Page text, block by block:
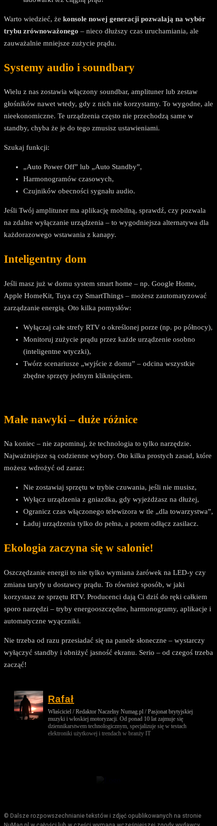
Warto wiedzieć, że konsole nowej generacji pozwalają na wybór
trybu zrównoważonego – nieco dłuższy czas uruchamiania, ale
zauważalnie mniejsze zużycie prądu.
Systemy audio i soundbary
Wielu z nas zostawia włączony soundbar, amplituner lub zestaw
głośników nawet wtedy, gdy z nich nie korzystamy. To wygodne, ale
nieekonomiczne. Te urządzenia często nie przechodzą same w
standby, chyba że je do tego zmusisz ustawieniami.
Szukaj funkcji:
„Auto Power Off” lub „Auto Standby”,
Harmonogramów czasowych,
Czujników obecności sygnału audio.
Jeśli Twój amplituner ma aplikację mobilną, sprawdź, czy pozwala
na zdalne wyłączanie urządzenia – to wygodniejsza alternatywa dla
każdorazowego wstawania z kanapy.
Inteligentny dom
Jeśli masz już w domu system smart home – np. Google Home,
Apple HomeKit, Tuya czy SmartThings – możesz zautomatyzować
zarządzanie energią. Oto kilka pomysłów:
Wyłączaj całe strefy RTV o określonej porze (np. po północy),
Monitoruj zużycie prądu przez każde urządzenie osobno
(inteligentne wtyczki),
Twórz scenariusze „wyjście z domu” – odcina wszystkie
zbędne sprzęty jednym kliknięciem.
Małe nawyki – duże różnice
Na koniec – nie zapominaj, że technologia to tylko narzędzie.
Najważniejsze są codzienne wybory. Oto kilka prostych zasad, które
możesz wdrożyć od zaraz:
Nie zostawiaj sprzętu w trybie czuwania, jeśli nie musisz,
Wyłącz urządzenia z gniazdka, gdy wyjeżdżasz na dłużej,
Ogranicz czas włączonego telewizora w tle „dla towarzystwa”,
Ładuj urządzenia tylko do pełna, a potem odłącz zasilacz.
Ekologia zaczyna się w salonie!
Oszczędzanie energii to nie tylko wymiana żarówek na LED-y czy
zmiana taryfy u dostawcy prądu. To również sposób, w jaki
korzystasz ze sprzętu RTV. Producenci dają Ci dziś do ręki całkiem
sporo narzędzi – tryby energooszczędne, harmonogramy, aplikacje i
automatyczne wyączniki.
Nie trzeba od razu przesiadać się na panele słoneczne – wystarczy
wyłączyć standby i obniżyć jasność ekranu. Serio – od czegoś trzeba
zacząć!
Rafał
Właściciel / Redaktor Naczelny Numag.pl / Pasjonat brytyjskiej
muzyki i włoskiej motoryzacji. Od ponad 10 lat zajmuje się
dziennikarstwem technologicznym, specjalizuje się w testach
elektroniki użytkowej i trendach w branży IT
© Dalsze rozpowszechnianie tekstów i zdjęć opublikowanych na stronie